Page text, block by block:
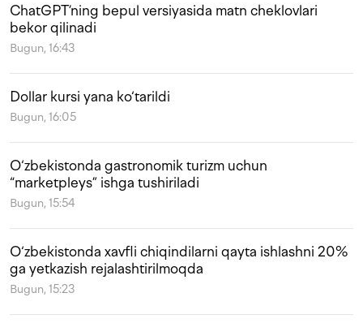
ChatGPT’ning bepul versiyasida matn cheklovlari
bekor qilinadi
Bugun, 16:43
Dollar kursi yana ko‘tarildi
Bugun, 16:05
O‘zbekistonda gastronomik turizm uchun
“marketpleys” ishga tushiriladi
Bugun, 15:54
O‘zbekistonda xavfli chiqindilarni qayta ishlashni 20%
ga yetkazish rejalashtirilmoqda
Bugun, 15:23